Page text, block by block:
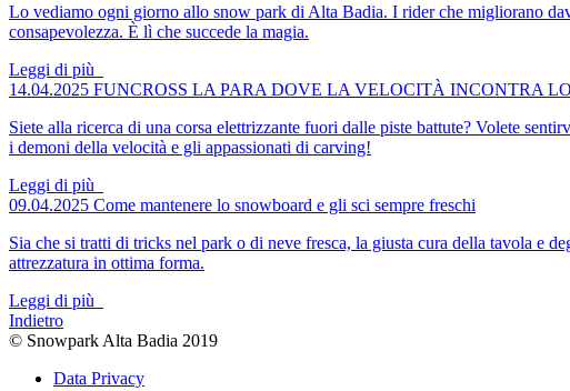
Lo vediamo ogni giorno allo snow park di Alta Badia. I rider che migliorano
consapevolezza. È lì che succede la magia.
Leggi di più
14.04.2025 FUNCROSS LA PARA DOVE LA VELOCITÀ INCONTRA
Siete alla ricerca di una corsa elettrizzante fuori dalle piste battute? Volete
i demoni della velocità e gli appassionati di carving!
Leggi di più
09.04.2025 Come mantenere lo snowboard e gli sci sempre freschi
Sia che si tratti di tricks nel park o di neve fresca, la giusta cura della tavola e
attrezzatura in ottima forma.
Leggi di più
Indietro
© Snowpark Alta Badia 2019
Data Privacy